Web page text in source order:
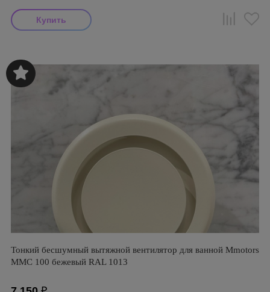
Тонкий бесшумный вытяжной вентилятор для ванной Mmotors
ММC 100 бежевый RAL 1013